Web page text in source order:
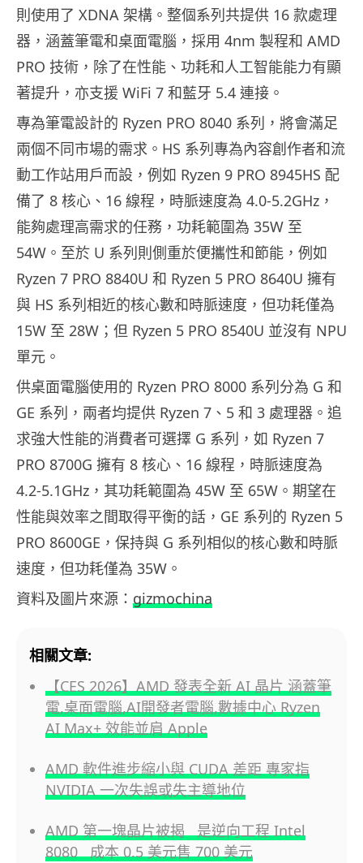
則使用了 XDNA 架構。整個系列共提供 16 款處理
器，涵蓋筆電和桌面電腦，採用 4nm 製程和 AMD
PRO 技術，除了在性能、功耗和人工智能能力有顯
著提升，亦支援 WiFi 7 和藍牙 5.4 連接。
專為筆電設計的 Ryzen PRO 8040 系列，將會滿足
兩個不同市場的需求。HS 系列專為內容創作者和流
動工作站用戶而設，例如 Ryzen 9 PRO 8945HS 配
備了 8 核心、16 線程，時脈速度為 4.0-5.2GHz，
能夠處理高需求的任務，功耗範圍為 35W 至
54W。至於 U 系列則側重於便攜性和節能，例如
Ryzen 7 PRO 8840U 和 Ryzen 5 PRO 8640U 擁有
與 HS 系列相近的核心數和時脈速度，但功耗僅為
15W 至 28W；但 Ryzen 5 PRO 8540U 並沒有 NPU
單元。
供桌面電腦使用的 Ryzen PRO 8000 系列分為 G 和
GE 系列，兩者均提供 Ryzen 7、5 和 3 處理器。追
求強大性能的消費者可選擇 G 系列，如 Ryzen 7
PRO 8700G 擁有 8 核心、16 線程，時脈速度為
4.2-5.1GHz，其功耗範圍為 45W 至 65W。期望在
性能與效率之間取得平衡的話，GE 系列的 Ryzen 5
PRO 8600GE，保持與 G 系列相似的核心數和時脈
速度，但功耗僅為 35W。
資料及圖片來源： gizmochina
相關文章:
【CES 2026】AMD 發表全新 AI 晶片 涵蓋筆
電,桌面電腦,AI開發者電腦,數據中心 Ryzen
AI Max+ 效能並肩 Apple
AMD 軟件進步縮小與 CUDA 差距 專家指
NVIDIA 一次失誤或失主導地位
AMD 第一塊晶片被揭 是逆向工程 Intel
8080 成本 0.5 美元售 700 美元